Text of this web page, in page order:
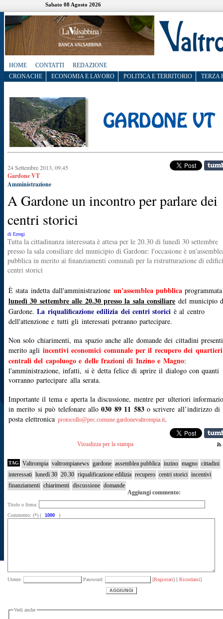
Sabato 08 Agosto 2026
HOME CONTATTI
REDAZIONE
CRONACHE
ECONOMIA E LAVORO POLITICA E TERRITORIO TERZA
24 Settembre 2013, 09.45
Gardone VT
Amministrazione
A Gardone un incontro per parlare dei
centri storici
di Erregi
Tutta la cittadinanza interessata è attesa per le 20.30 di lunedì 30 settembre
presso la sala consiliare del municipio di Gardone: l'occasione è
pubblica in merito ai finanziamenti comunali per la ristrutturazione di
centri storici
È stata indetta dall'amministrazione un'assemblea pubblica
lunedì 30 settembre alle 20.30 presso la sala consiliare del municipio
Gardone.La riqualificazione edilizia dei centri storici è al centro
dell'attenzione e tutti gli interessati potranno partecipare.
Non solo chiarimenti, ma spazio anche alle domande dei cittadini
merito agli incentivi economici comunale per il recupero dei quartieri
centrali del capoluogo e delle frazioni di Inzino e Magno:
l'amministrazione, infatti, si è detta felice di aprire il dialogo con quanti
vorranno partecipare alla serata.
Importante il tema e aperta la discussione, mentre per ulteriori
in merito si può telefonare allo030 89 11 583o scrivere all’indirizzo di
posta elettronica protocollo@pec.comune.gardonevaltrompia.it.
Visualizza per la stampa
TAG Valtrompia valtrompianews gardone assemblea pubblica inzino magno cittadini
interessati lunedì 30 20.30 riqualificazione edilizia recupero centri storici incentivi
finanziamenti chiarimenti discussione domande
Aggiungi commento:
Titolo o firma:
Commento: (*) (
)
Utente: Password: [Registrati] [ Ricordami]
Vedi anche